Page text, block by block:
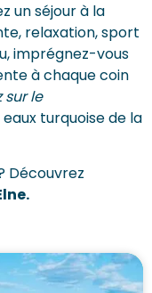
un séjour à la
relaxation, sport
imprégnez-vous
à chaque coin
sur le
turquoise de la
Découvrez